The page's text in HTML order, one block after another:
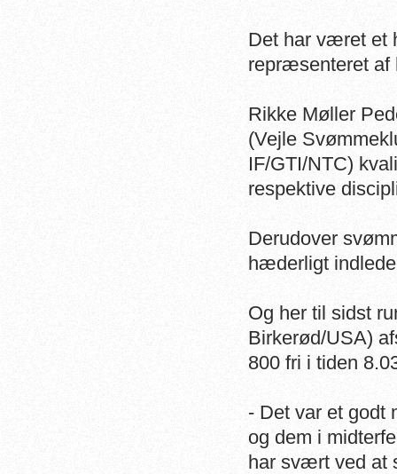
Det har været et
repræsenteret af
Rikke Møller
(Vejle
IF/GTI/NTC)
respektive
Derudover
hæderligt
Og her til sidst
Birkerød/USA)
800 fri i tiden
- Det var et godt
og dem i
har svært ved at